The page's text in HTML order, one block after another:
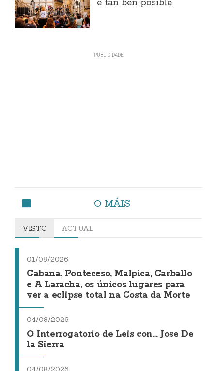
é tan ben posible
O MÁIS
VISTO ACTUAL
01/08/2026
Cabana, Ponteceso, Malpica, Carballo
e A Laracha, os únicos lugares para
ver a eclipse total na Costa da Morte
04/08/2026
O Interrogatorio de Leis con... Jose De
la Sierra
04/08/2026